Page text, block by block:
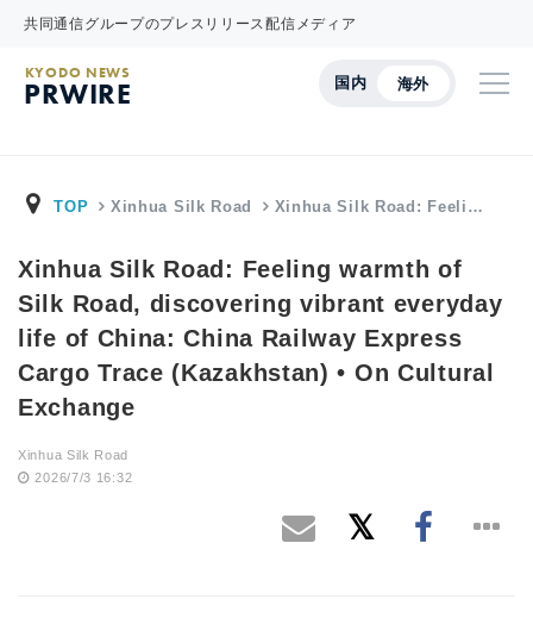
共同通信グループのプレスリリース配信メディア
国内 海外
KYODO NEWS
PRWIRE
TOP Xinhua Silk Road Xinhua Silk Road: Feeli…
Xinhua Silk Road: Feeling warmth of
Silk Road, discovering vibrant everyday
life of China: China Railway Express
Cargo Trace (Kazakhstan) • On Cultural
Exchange
Xinhua Silk Road
2026/7/3 16:32